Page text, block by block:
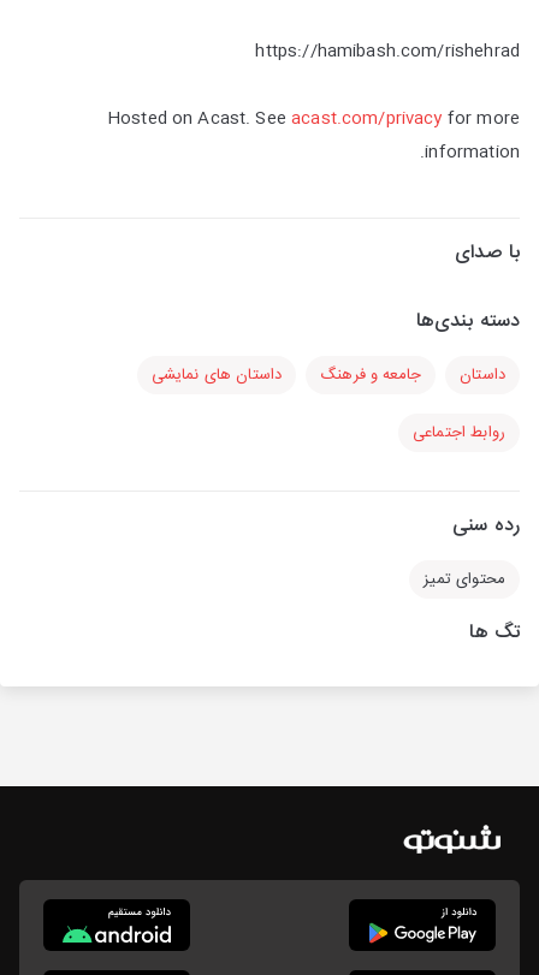
https://hamibash.com/rishehrad
Hosted on Acast. Seeacast.com/privacy for more
information.
با صدای
دسته بندی‌ها
داستان جامعه و فرهنگ داستان های نمایشی
روابط اجتماعی
رده سنی
محتوای تمیز
تگ ها